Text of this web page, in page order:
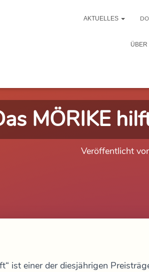
AKTUELLES
MÖRIKE
Veröffentlicht
ist einer der diesjährigen